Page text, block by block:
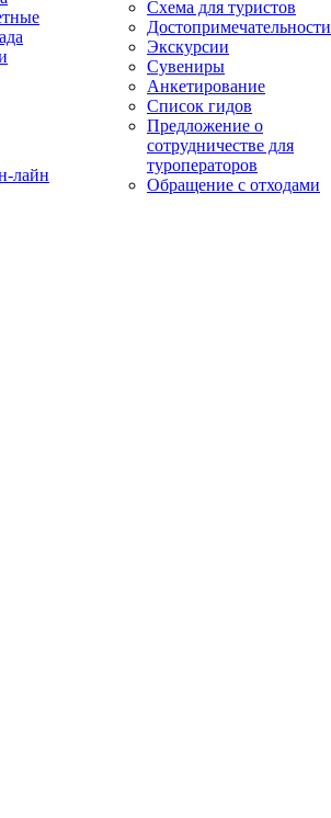
лайн
Схема для туристов
Достопримечательности
Экскурсии
Сувениры
Анкетирование
Список гидов
Предложение о
сотрудничестве для
туроператоров
Обращение с отходами